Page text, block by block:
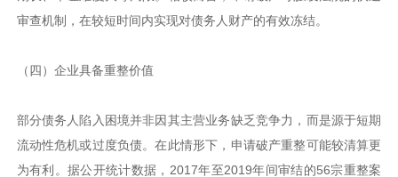
审查机制，在较短时间内实现对债务人财产的有效冻结。
（四）企业具备重整价值
部分债务人陷入困境并非因其主营业务缺乏竞争力，而是源于短期
流动性危机或过度负债。在此情形下，申请破产重整可能较清算更
为有利。据公开统计数据，2017年至2019年间审结的56宗重整案